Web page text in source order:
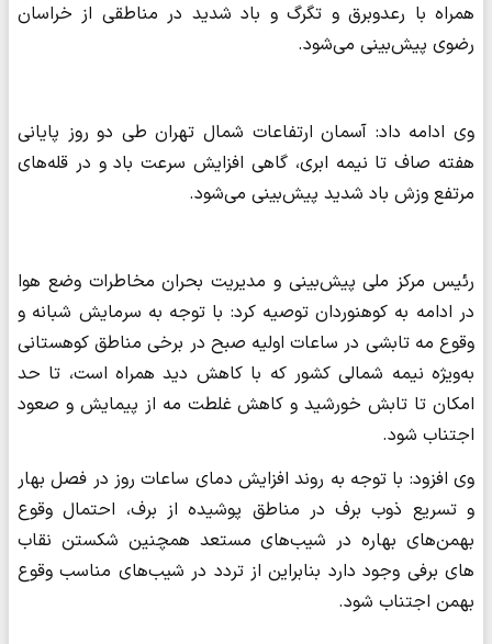
همراه با رعدوبرق و تگرگ و باد شدید در مناطقی از خراسان
رضوی پیش‌بینی می‌شود.
وی ادامه داد: آسمان ارتفاعات شمال تهران طی دو روز پایانی
هفته صاف تا نیمه ابری، گاهی افزایش سرعت باد و در قله‌های
مرتفع وزش باد شدید پیش‌بینی می‌شود.
رئیس مرکز ملی پیش‌بینی و مدیریت بحران مخاطرات وضع هوا
در ادامه به کوهنوردان توصیه کرد: با توجه به سرمایش شبانه و
وقوع مه تابشی در ساعات اولیه صبح در برخی مناطق کوهستانی
به‌ویژه نیمه شمالی کشور که با کاهش دید همراه است، تا حد
امکان تا تابش خورشید و کاهش غلطت مه از پیمایش و صعود
اجتناب شود.
وی افزود: با توجه به روند افزایش دمای ساعات روز در فصل بهار
و تسریع ذوب برف در مناطق پوشیده از برف، احتمال وقوع
بهمن‌های بهاره در شیب‌های مستعد همچنین شکستن نقاب
های برفی وجود دارد بنابراین از تردد در شیب‌های مناسب وقوع
بهمن اجتناب شود.